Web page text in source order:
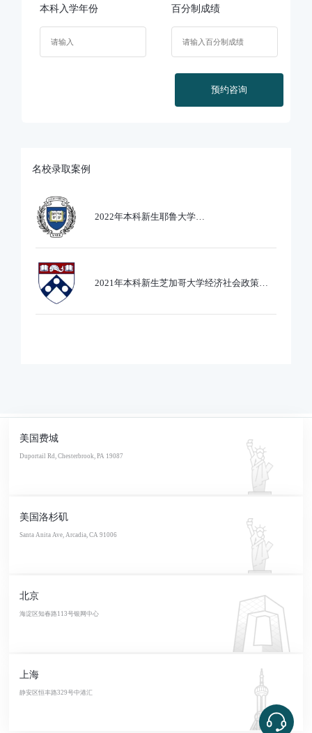
本科入学年份 百分制成绩
预约咨询
名校录取案例
2022年本科新生耶鲁大学
2021年本科新生芝加哥大学经济社会政策专
美国费城
Duportail Rd, Chesterbrook, PA 19087
美国洛杉矶
Santa Anita Ave, Arcadia, CA 91006
北京
海淀区知春路113号银网中心
上海
静安区恒丰路329号中港汇